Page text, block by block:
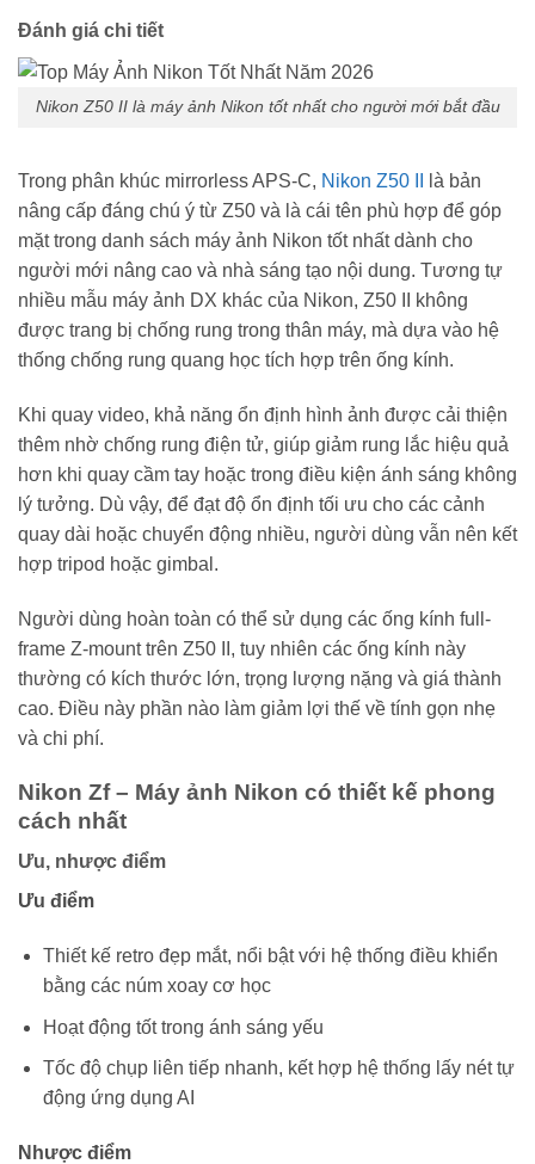
Đánh giá chi tiết
Nikon Z50 II là máy ảnh Nikon tốt nhất cho người mới bắt đầu
Trong phân khúc mirrorless APS-C, Nikon Z50 II
là bản
nâng cấp đáng chú ý từ Z50 và là cái tên phù hợp để góp
mặt trong danh sách máy ảnh Nikon tốt nhất dành cho
người mới nâng cao và nhà sáng tạo nội dung. Tương tự
nhiều mẫu máy ảnh DX khác của Nikon, Z50 II không
được trang bị chống rung trong thân máy, mà dựa vào hệ
thống chống rung quang học tích hợp trên ống kính.
Khi quay video, khả năng ổn định hình ảnh được cải thiện
thêm nhờ chống rung điện tử, giúp giảm rung lắc hiệu quả
hơn khi quay cầm tay hoặc trong điều kiện ánh sáng không
lý tưởng. Dù vậy, để đạt độ ổn định tối ưu cho các cảnh
quay dài hoặc chuyển động nhiều, người dùng vẫn nên kết
hợp tripod hoặc gimbal.
Người dùng hoàn toàn có thể sử dụng các ống kính full-
frame Z-mount trên Z50 II, tuy nhiên các ống kính này
thường có kích thước lớn, trọng lượng nặng và giá thành
cao. Điều này phần nào làm giảm lợi thế về tính gọn nhẹ
và chi phí.
Nikon Zf – Máy ảnh Nikon có thiết kế phong
cách nhất
Ưu, nhược điểm
Ưu điểm
Thiết kế retro đẹp mắt, nổi bật với hệ thống điều khiển
bằng các núm xoay cơ học
Hoạt động tốt trong ánh sáng yếu
Tốc độ chụp liên tiếp nhanh, kết hợp hệ thống lấy nét tự
động ứng dụng AI
Nhược điểm